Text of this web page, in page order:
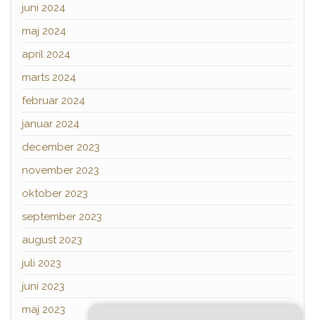
juni 2024
maj 2024
april 2024
marts 2024
februar 2024
januar 2024
december 2023
november 2023
oktober 2023
september 2023
august 2023
juli 2023
juni 2023
maj 2023